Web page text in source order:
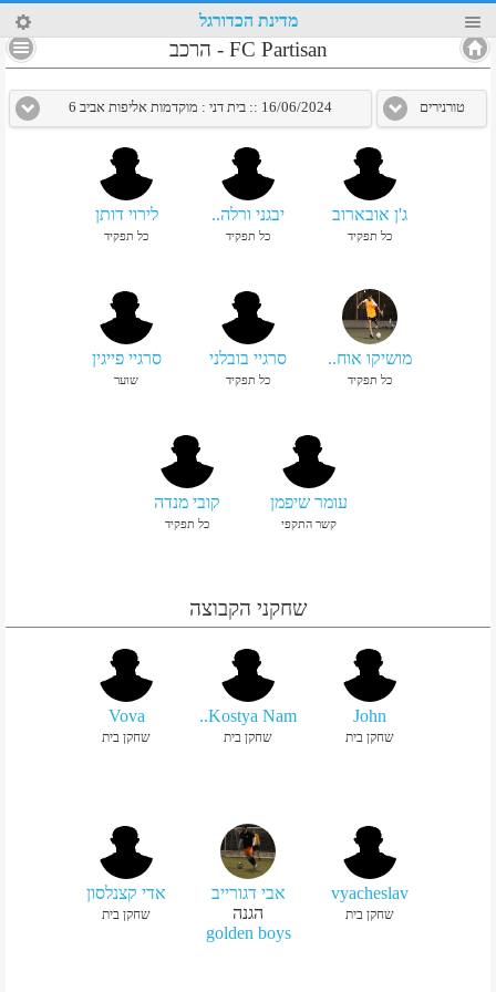
47 מדינת הכדורגל
FC Partisan
- הרכב
טורנירים 16/06/2024 :: בית דני : מוקדמות אליפות אביב 6
ג'ן אובארוב
כל תפקיד
יבגני ורלה..
כל תפקיד
לירוי דותן
כל תפקיד
מושיקו אוח..
כל תפקיד
סרגיי בובלני
כל תפקיד
סרגיי פייגין
שוער
עומר שיפמן
קשר התקפי
קובי מנדה
כל תפקיד
שחקני הקבוצה
John
שחקן בית
Kostya Nam..
שחקן בית
Vova
שחקן בית
vyacheslav
שחקן בית
אבי דגורייב
הגנה
golden boys
אדי קצנלסון
שחקן בית
4